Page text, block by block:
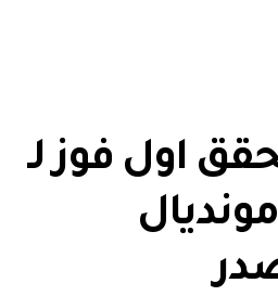
اول فوز لـ